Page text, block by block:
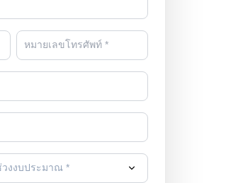
งงบประมาณ *